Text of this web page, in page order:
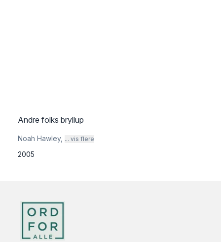
Andre folks bryllup
Noah Hawley, ... vis flere
2005